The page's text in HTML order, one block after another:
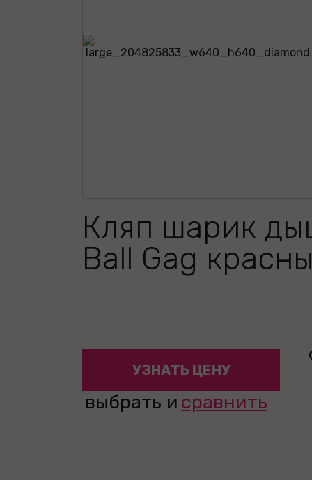
Кляп шарик
Ball Gag
УЗНАТЬ ЦЕНУ
выбрать и сравнить